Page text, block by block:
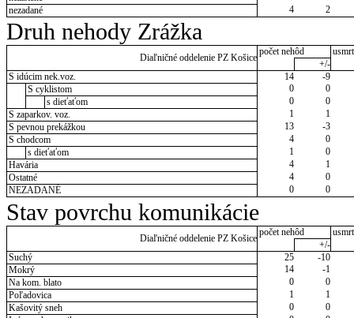
nezadané
4 2
Druh nehody Zrážka
Diaľničné oddelenie PZ Košice
počet nehôd
+/-
S idúcim nek.voz.
14
-9
S cyklistom
0
0
s dieťaťom
0
0
S zaparkov. voz.
1
1
S pevnou prekážkou
13
-3
S chodcom
4
0
s dieťaťom
1
0
Havária
4
1
Ostatné
4
0
NEZADANÉ
0 0
Stav povrchu komunikácie
Diaľničné oddelenie PZ Košice
počet nehôd
+/-
Suchý
25
-10
Mokrý
14
-1
Na kom. blato
0
0
Poľadovica
1
1
Kašovitý sneh
0
0